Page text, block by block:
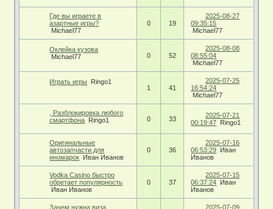
Где вы играете в
азартные игры?
Michael77
0 19
2025-08-27
09:35:15
Michael77
Оклейка кузова
Michael77
0 52
2025-08-08
08:55:04
Michael77
Играть игры Ringo1
1
41
2025-07-25
16:54:24
Michael77
, Разблокировка любого
смартфона Ringo1 0 33
2025-07-21
00:19:47 Ringo1
Оригинальные
автозапчасти для
иномарок Иван Иванов
0 36
2025-07-16
06:53:29 Иван
Иванов
Vodka Casino быстро
обретает популярность
Иван Иванов
0 37
2025-07-15
06:37:24 Иван
Иванов
Зачем нужна виза
2025-07-09